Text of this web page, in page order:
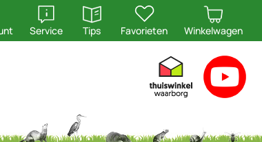
Service
openen
Tips
openen
Favorieten Winkelwagen